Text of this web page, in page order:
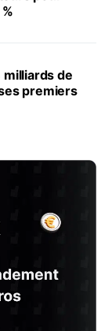
milliards de
premiers